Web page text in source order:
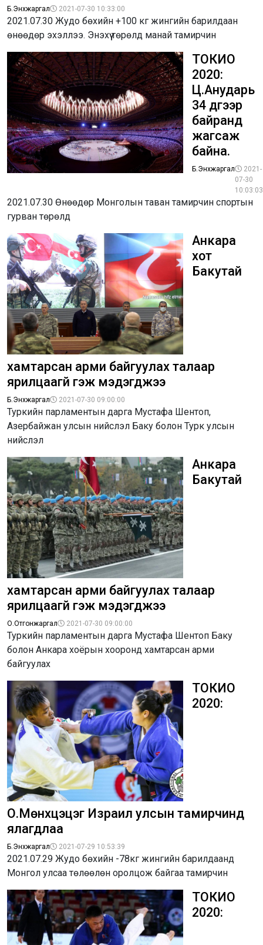
Б.Энхжаргал 2021-07-30 10:33:00
2021.07.30 Жудо бөхийн +100 кг жингийн барилдаан
өнөөдөр эхэллээ. Энэхүү төрөлд манай тамирчин
ТОКИО
2020:
Ц.Анударь
34 дүгээр
байранд
жагсаж
байна.
Б.Энхжаргал
2021-
07-30
10:03:03
2021.07.30 Өнөөдөр Монголын таван тамирчин спортын
гурван төрөлд
Анкара
хот
Бакутай
хамтарсан арми байгуулах талаар
ярилцаагүй гэж мэдэгджээ
Б.Энхжаргал 2021-07-30 09:00:00
Туркийн парламентын дарга Мустафа Шентоп,
Азербайжан улсын нийслэл Баку болон Турк улсын
нийслэл
Анкара
Бакутай
хамтарсан арми байгуулах талаар
ярилцаагүй гэж мэдэгджээ
О.Отгонжаргал 2021-07-30 09:00:00
Туркийн парламентын дарга Мустафа Шентоп Баку
болон Анкара хоёрын хооронд хамтарсан арми
байгуулах
ТОКИО
2020:
О.Мөнхцэцэг Израил улсын тамирчинд
ялагдлаа
Б.Энхжаргал 2021-07-29 10:53:39
2021.07.29 Жудо бөхийн -78кг жингийн барилдаанд
Монгол улсаа төлөөлөн оролцож байгаа тамирчин
ТОКИО
2020: